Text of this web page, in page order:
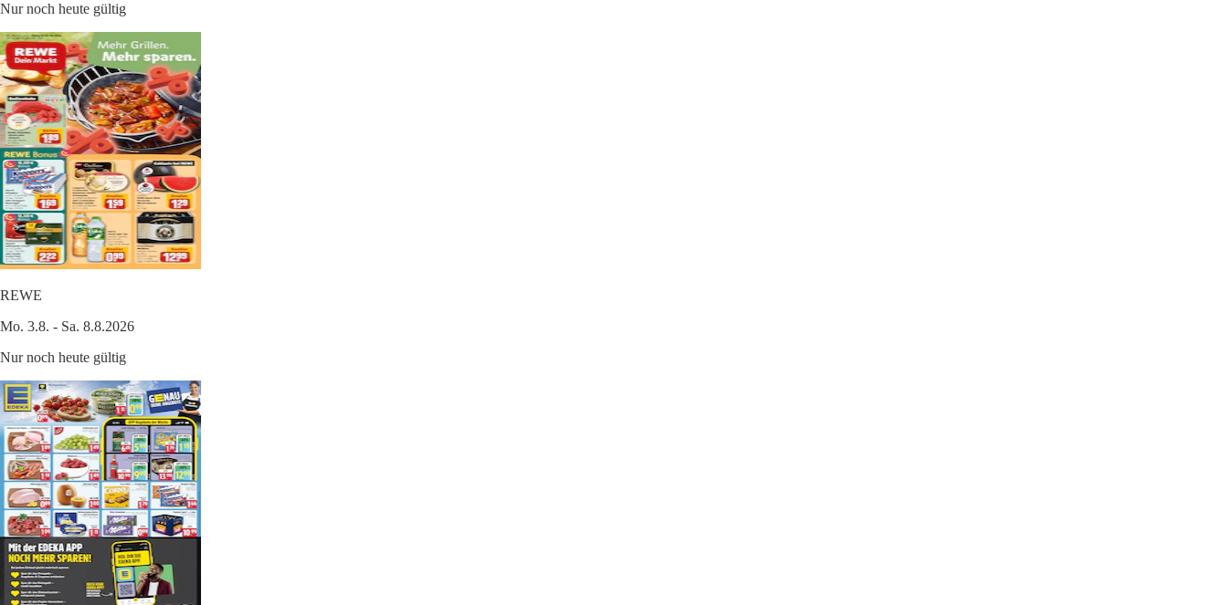
Nur noch heute gültig
REWE
Mo. 3.8. - Sa. 8.8.2026
Nur noch heute gültig